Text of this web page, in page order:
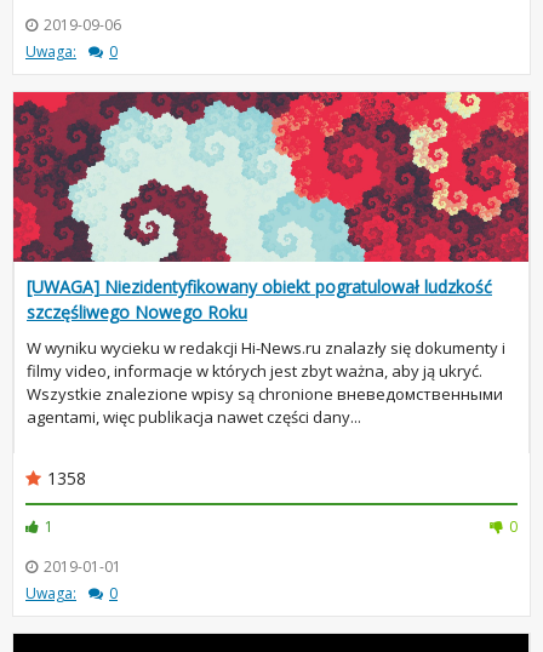
2019-09-06
Uwaga:
0
[UWAGA] Niezidentyfikowany obiekt pogratulował ludzkość
szczęśliwego Nowego Roku
W wyniku wycieku w redakcji Hi-News.ru znalazły się dokumenty i
filmy video, informacje w których jest zbyt ważna, aby ją ukryć.
Wszystkie znalezione wpisy są chronione вневедомственными
agentami, więc publikacja nawet części dany...
1358
1
0
2019-01-01
Uwaga:
0